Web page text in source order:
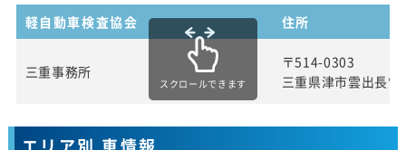
軽自動車検査協会 住所
三重事務所
〒514-0303
三重県津市雲出長
スクロールできます